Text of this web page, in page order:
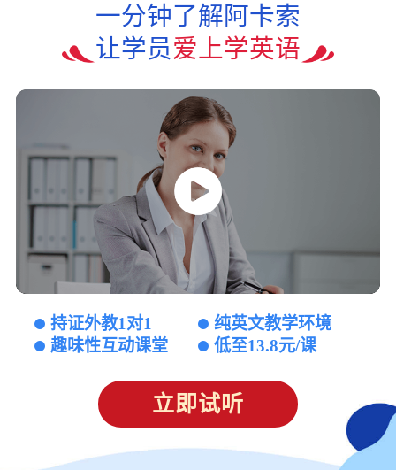
一分钟了解阿卡索
让学员爱上学英语
持证外教1对1
纯英文教学环境
趣味性互动课堂
低至13.8元/课
立即试听